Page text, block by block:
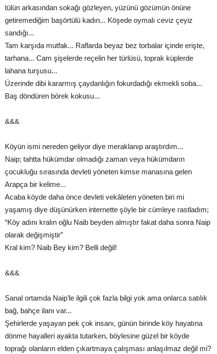
tülün arkasından sokağı gözleyen, yüzünü gözümün önüne
getiremediğim başörtülü kadın... Köşede oymalı ceviz çeyiz
sandığı...
Tam karşıda mutfak... Raflarda beyaz bez torbalar içinde erişte,
tarhana... Cam şişelerde reçelin her türlüsü, toprak küplerde
lahana turşusu...
Üzerinde dibi kararmış çaydanlığın fokurdadığı ekmekli soba...
Baş döndüren börek kokusu...
&&&
Köyün ismi nereden geliyor diye meraklanıp araştırdım...
Naip; tahtta hükümdar olmadığı zaman veya hükümdarın
çocukluğu sırasında devleti yöneten kimse manasına gelen
Arapça bir kelime...
Acaba köyde daha önce devleti vekâleten yöneten biri mi
yaşamış diye düşünürken internette şöyle bir cümleye rastladım;
“Köy adını kralın oğlu Naib beyden almıştır fakat daha sonra Naip
olarak değişmiştir”
Kral kim? Naib Bey kim? Belli değil!
&&&
Sanal ortamda Naip’le ilgili çok fazla bilgi yok ama onlarca satılık
bağ, bahçe ilanı var...
Şehirlerde yaşayan pek çok insanı, günün birinde köy hayatına
dönme hayalleri ayakta tutarken, böylesine güzel bir köyde
toprağı olanların elden çıkartmaya çalışması anlaşılmaz değil mi?